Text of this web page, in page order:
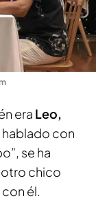
era Leo,
con
se ha
chico
él.